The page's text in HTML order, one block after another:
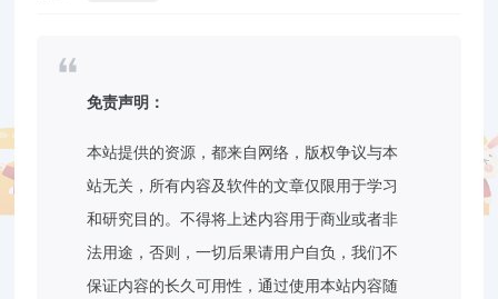
免责声明：
本站提供的资源，都来自网络，版权争议与本
站无关，所有内容及软件的文章仅限用于学习
和研究目的。不得将上述内容用于商业或者非
法用途，否则，一切后果请用户自负，我们不
保证内容的长久可用性，通过使用本站内容随